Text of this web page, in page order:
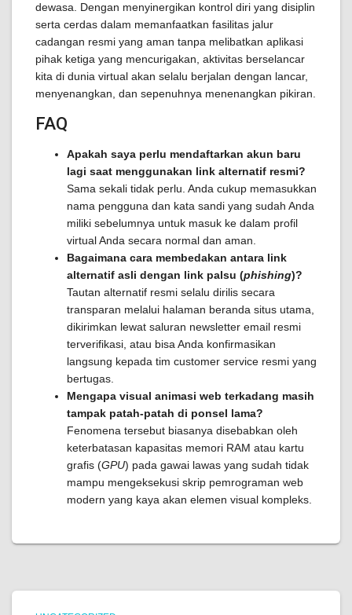
dewasa. Dengan menyinergikan kontrol diri yang disiplin
serta cerdas dalam memanfaatkan fasilitas jalur
cadangan resmi yang aman tanpa melibatkan aplikasi
pihak ketiga yang mencurigakan, aktivitas berselancar
kita di dunia virtual akan selalu berjalan dengan lancar,
menyenangkan, dan sepenuhnya menenangkan pikiran.
FAQ
Apakah saya perlu mendaftarkan akun baru
lagi saat menggunakan link alternatif resmi?
Sama sekali tidak perlu. Anda cukup memasukkan
nama pengguna dan kata sandi yang sudah Anda
miliki sebelumnya untuk masuk ke dalam profil
virtual Anda secara normal dan aman.
Bagaimana cara membedakan antara link
alternatif asli dengan link palsu (phishing)?
Tautan alternatif resmi selalu dirilis secara
transparan melalui halaman beranda situs utama,
dikirimkan lewat saluran newsletter email resmi
terverifikasi, atau bisa Anda konfirmasikan
langsung kepada tim customer service resmi yang
bertugas.
Mengapa visual animasi web terkadang masih
tampak patah-patah di ponsel lama?
Fenomena tersebut biasanya disebabkan oleh
keterbatasan kapasitas memori RAM atau kartu
grafis (GPU) pada gawai lawas yang sudah tidak
mampu mengeksekusi skrip pemrograman web
modern yang kaya akan elemen visual kompleks.